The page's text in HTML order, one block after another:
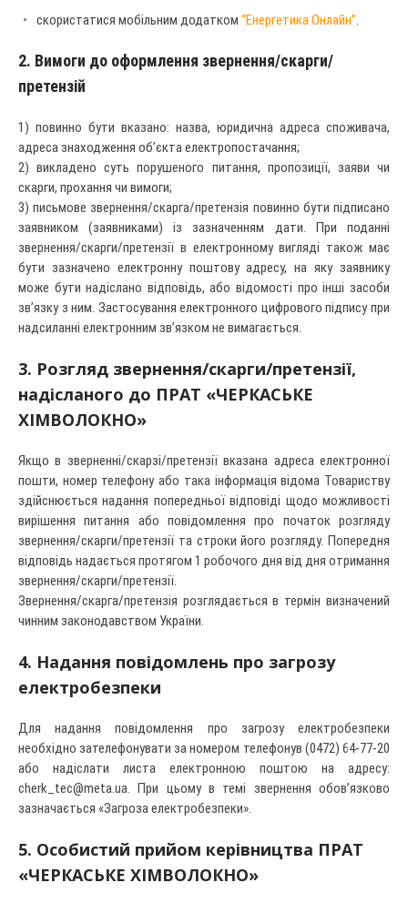
скористатися мобільним додатком“Енергетика Онлайн”.
2. Вимоги до оформлення звернення/скарги/
претензій
1) повинно бути вказано: назва, юридична адреса споживача,
адреса знаходження об’єкта електропостачання;
2) викладено суть порушеного питання, пропозиції, заяви чи
скарги, прохання чи вимоги;
3) письмове звернення/скарга/претензія повинно бути підписано
заявником (заявниками) із зазначенням дати. При поданні
звернення/скарги/претензії в електронному вигляді також має
бути зазначено електронну поштову адресу, на яку заявнику
може бути надіслано відповідь, або відомості про інші засоби
зв’язку з ним. Застосування електронного цифрового підпису при
надсиланні електронним зв’язком не вимагається.
3. Розгляд звернення/скарги/претензії,
надісланого до ПРАТ «ЧЕРКАСЬКЕ
ХІМВОЛОКНО»
Якщо в зверненні/скарзі/претензії вказана адреса електронної
пошти, номер телефону або така інформація відома Товариству
здійснюється надання попередньої відповіді щодо можливості
вирішення питання або повідомлення про початок розгляду
звернення/скарги/претензії та строки його розгляду. Попередня
відповідь надається протягом 1 робочого дня від дня отримання
звернення/скарги/претензії.
Звернення/скарга/претензія розглядається в термін визначений
чинним законодавством України.
4. Надання повідомлень про загрозу
електробезпеки
Для надання повідомлення про загрозу електробезпеки
необхідно зателефонувати за номером телефонув (0472) 64-77-20
або надіслати листа електронною поштою на адресу:
cherk_tec@meta.ua. При цьому в темі звернення обов’язково
зазначається «Загроза електробезпеки».
5. Особистий прийом керівництва ПРАТ
«ЧЕРКАСЬКЕ ХІМВОЛОКНО»